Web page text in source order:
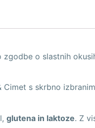
o slastnih
s skrbno
glutena in laktoze. Z